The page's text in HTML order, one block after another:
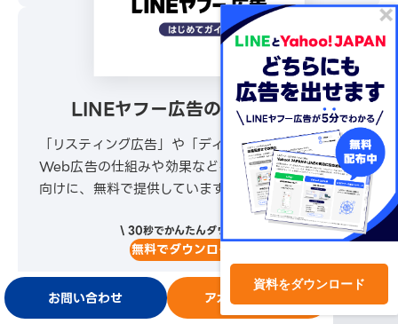
LINEヤフー広告の公式ガイド！
「リスティング広告」や「ディスプレイ広告」など
Web広告の仕組みや効果などをまとめて知りたい方
向けに、無料で提供しています。
\ 30秒でかんたんダウンロード /
無料でダウンロードする
お問い合わせ アカウント開設
ログイン
資料をダウンロード